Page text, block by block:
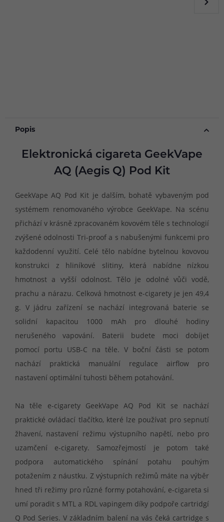
Popis
Elektronická cigareta GeekVape
AQ (Aegis Q) Pod Kit
GeekVape AQ Pod Kit je dalším, bohatě vybaveným pod
systémem renomovaného výrobce GeekVape. Na scénu
přichází v krásně zpracovaném kovovém těle s technologií
zvýšené odolnosti Tri-proof a s nabušenými funkcemi pro
každodenní využití. Celé tělo nabídne bytelnou kovovou
konstrukci z hliníkové slitiny, která nabídne nízkou
hmotnost a vyšší odolnost. Tělo je odolné vůči vodě,
prachu a nárazu. Celková hmotnost e-cigarety je jen 49,4
g. V jádru zařízení se nachází integrovaná baterie se
solidní kapacitou 1000 mAh pro dlouhé hodiny
nerušeného vapování. Baterii budete moci dobíjet
pomocí portu USB-C na těle. V boční části se potom
nachází praktická manuální regulace airflow pro
nastavení optimální tuhosti během potahování.
Na těle e-cigarety GeekVape AQ Pod Kit se nachází
praktické ovládací tlačítko, které lze používat pro sepnutí
žhavení, nastavení režimu výstupního napětí, nebo pro
uzamčení e-cigarety. Samozřejmostí je potom také
podpora automatického spínání potahu pouhým
potažením z náustku. Z výstupních režimů máte na výběr
hned tři režimy pro různé formy potahování, e-cigareta si
umí poradit s MTL a RDL vapingem díky podpoře cartridgí
Q Pod Series. V základním balení na vás čeká cartridge s